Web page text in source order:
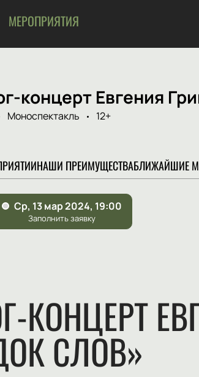
МЕРОПРИЯТИЯ
концерт Евгения
Моноспектакль
12+
НАШИ ПРЕИМУЩЕСТВАБЛИЖАЙШИЕ
КОНЦЕРТ
СЛОВ»